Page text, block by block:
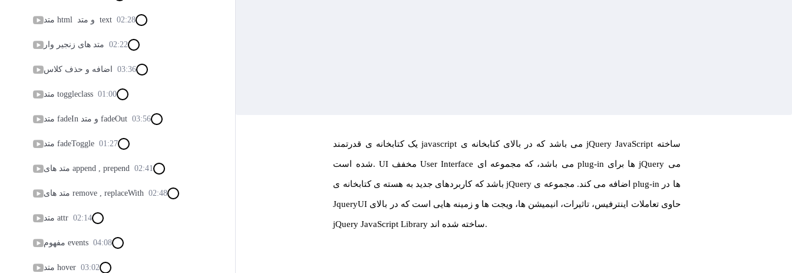
متد html و متد text 02:28
متد های زنجیر وار 02:22
اضافه و حذف کلاس 03:36
متد toggleclass 01:00
متد fadeIn و متد fadeOut 03:56
متد fadeToggle 01:27
متد های append , prepend 02:41
متد های remove , replaceWith 02:48
متد attr 02:14
مفهوم events 04:08
متد hover 03:02
یک کتابخانه ی قدرتمند javascript می باشد که در بالای کتابخانه ی jQuery JavaScript ساخته
شده است. UI مخفف User Interface می باشد، که مجموعه ای plug-in ها برای jQuery می
باشد که کاربردهای جدید به هسته ی کتابخانه ی jQuery اضافه می کند. مجموعه ی plug-in ها در
JqueryUI حاوی تعاملات اینترفیس، تاثیرات، انیمیشن ها، ویجت ها و زمینه هایی است که در بالای
jQuery JavaScript Library ساخته شده اند.